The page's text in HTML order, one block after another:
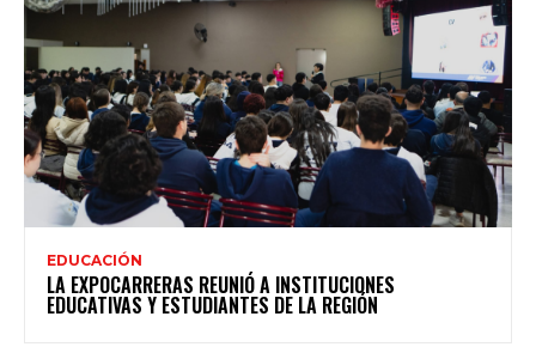
EDUCACIÓN
LA EXPOCARRERAS REUNIÓ A INSTITUCIONES
EDUCATIVAS Y ESTUDIANTES DE LA REGIÓN